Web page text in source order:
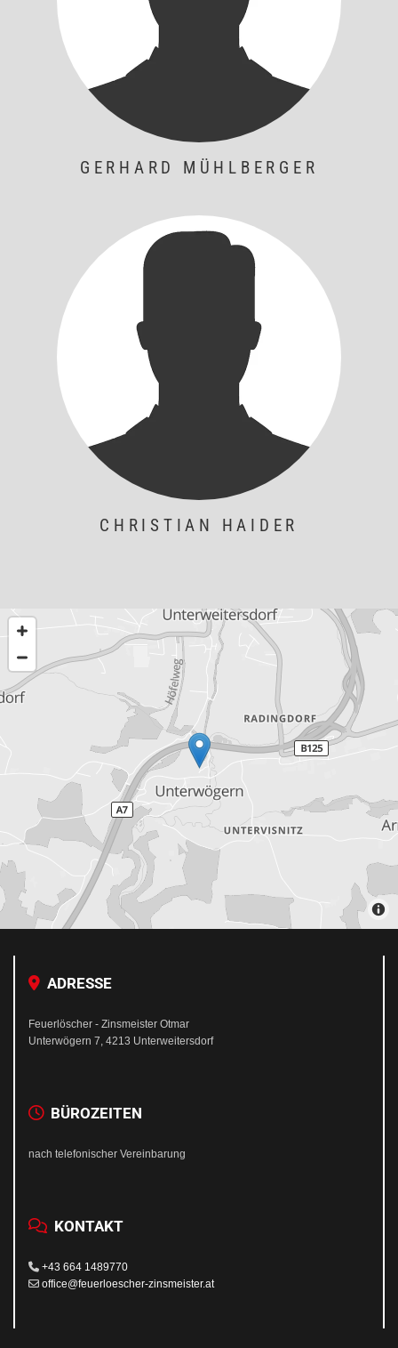
GERHARD MÜHLBERGER
CHRISTIAN HAIDER
 ADRESSE
Feuerlöscher - Zinsmeister Otmar
Unterwögern 7, 4213 Unterweitersdorf
 BÜROZEITEN
nach telefonischer Vereinbarung
 KONTAKT
 +43 664 1489770
 office@feuerloescher-zinsmeister.at